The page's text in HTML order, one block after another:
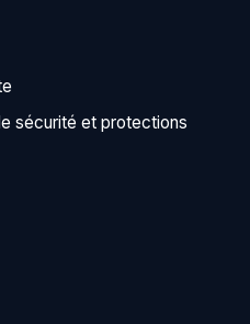
sécurité et protections